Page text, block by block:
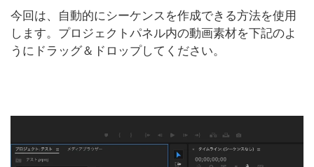
今回は、自動的にシーケンスを作成できる方法を使用
します。プロジェクトパネル内の動画素材を下記のよ
うにドラッグ＆ドロップしてください。